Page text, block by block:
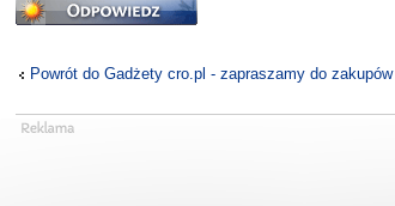
Powrót do Gadżety cro.pl - zapraszamy do zakupów